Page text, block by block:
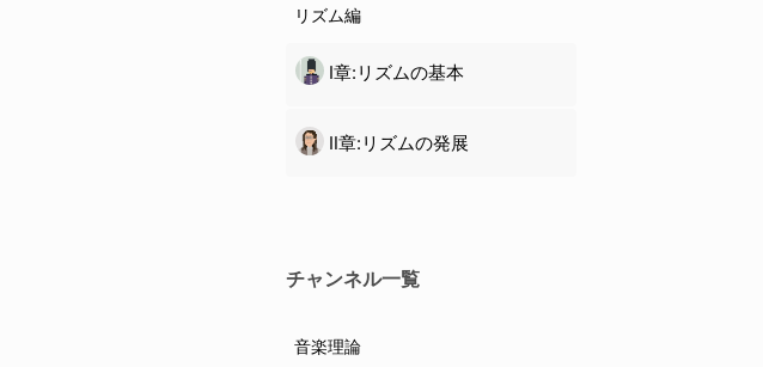
リズム編
Ⅰ章:リズムの基本
Ⅱ章:リズムの発展
チャンネル一覧
音楽理論